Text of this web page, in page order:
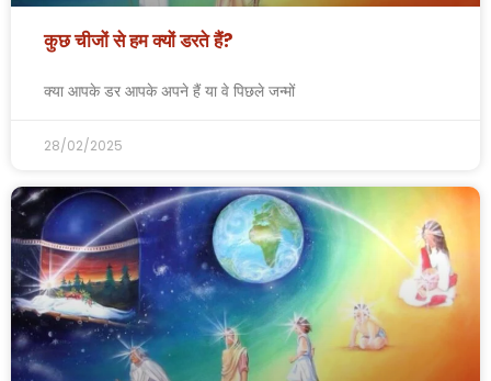
कुछ चीजों से हम क्यों डरते हैं?
क्या आपके डर आपके अपने हैं या वे पिछले जन्मों
28/02/2025